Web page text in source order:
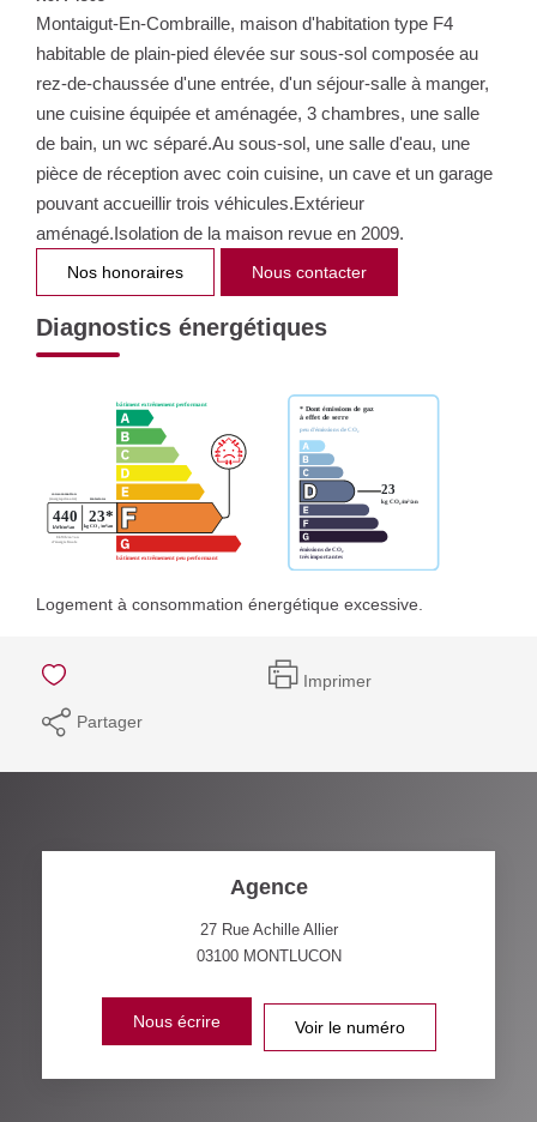
Montaigut-En-Combraille, maison d'habitation type F4
habitable de plain-pied élevée sur sous-sol composée au
rez-de-chaussée d'une entrée, d'un séjour-salle à manger,
une cuisine équipée et aménagée, 3 chambres, une salle
de bain, un wc séparé.Au sous-sol, une salle d'eau, une
pièce de réception avec coin cuisine, un cave et un garage
pouvant accueillir trois véhicules.Extérieur
aménagé.Isolation de la maison revue en 2009.
Nos honoraires Nous contacter
Diagnostics énergétiques
Logement à consommation énergétique excessive.
Imprimer
Partager
Agence
27 Rue Achille Allier
03100 MONTLUCON
Nous écrire Voir le numéro